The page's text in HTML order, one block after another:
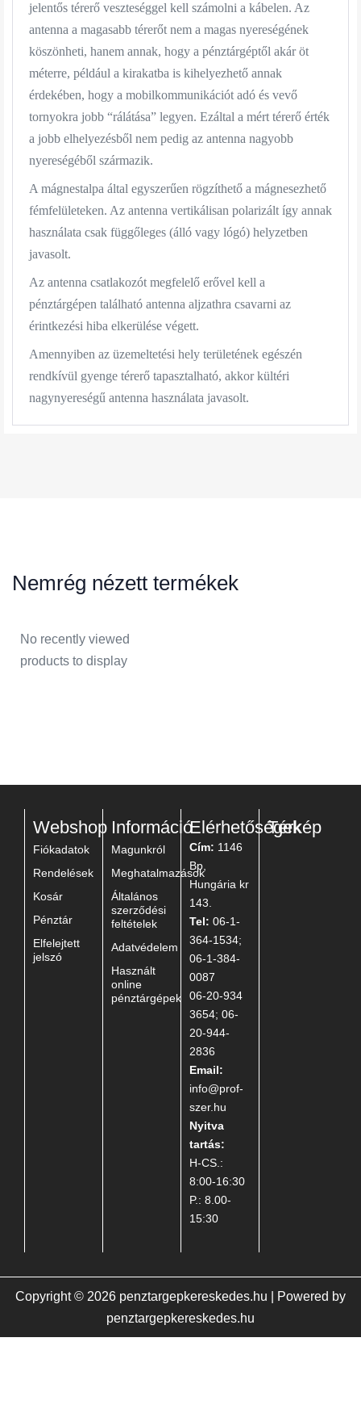
jelentős térerő veszteséggel kell számolni a kábelen. Az
antenna a magasabb térerőt nem a magas nyereségének
köszönheti, hanem annak, hogy a pénztárgéptől akár öt
méterre, például a kirakatba is kihelyezhető annak
érdekében, hogy a mobilkommunikációt adó és vevő
tornyokra jobb “rálátása” legyen. Ezáltal a mért térerő érték
a jobb elhelyezésből nem pedig az antenna nagyobb
nyereségéből származik.
A mágnestalpa által egyszerűen rögzíthető a mágnesezhető
fémfelületeken. Az antenna vertikálisan polarizált így annak
használata csak függőleges (álló vagy lógó) helyzetben
javasolt.
Az antenna csatlakozót megfelelő erővel kell a
pénztárgépen található antenna aljzathra csavarni az
érintkezési hiba elkerülése végett.
Amennyiben az üzemeltetési hely területének egészén
rendkívül gyenge térerő tapasztalható, akkor kültéri
nagynyereségű antenna használata javasolt.
Nemrég nézett termékek
No recently viewed
products to display
Webshop
Fiókadatok
Rendelések
Kosár
Pénztár
Elfelejtett
jelszó
Információ
Magunkról
Meghatalmazások
Általános
szerződési
feltételek
Adatvédelem
Használt
online
pénztárgépek
Elérhetőségek
Cím: 1146
Bp,
Hungária kr
143.
Tel: 06-1-
364-1534;
06-1-384-
0087
06-20-934
3654; 06-
20-944-
2836
Email:
info@prof-
szer.hu
Nyitva
tartás:
H-CS.:
8:00-16:30
P.: 8.00-
15:30
Térkép
Copyright © 2026 penztargepkereskedes.hu | Powered by
penztargepkereskedes.hu